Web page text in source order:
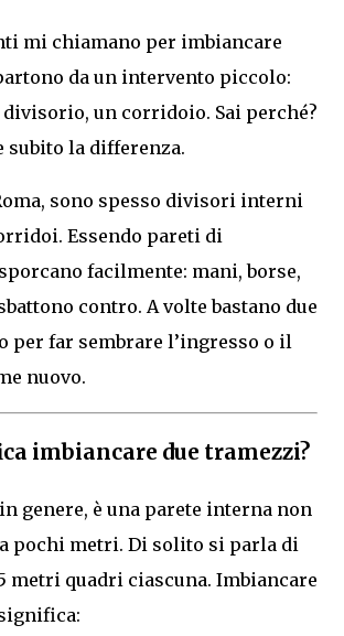
mi chiamano per imbiancare
da un intervento piccolo:
divisorio, un corridoio. Sai perché?
subito la differenza.
sono spesso divisori interni
Essendo pareti di
facilmente: mani, borse,
contro. A volte bastano due
per far sembrare l’ingresso o il
nuovo.
imbiancare due tramezzi?
genere, è una parete interna non
pochi metri. Di solito si parla di
metri quadri ciascuna. Imbiancare